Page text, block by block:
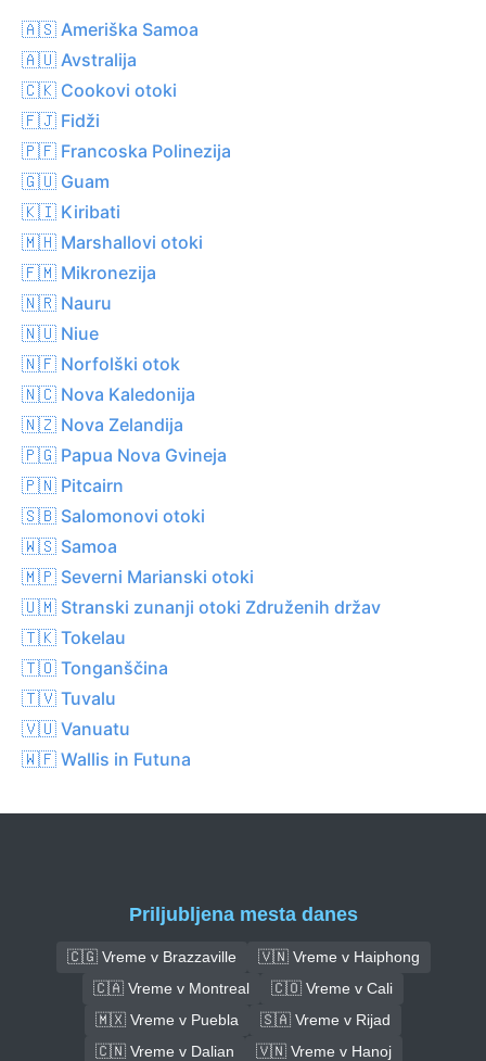
🇦🇸 Ameriška Samoa
🇦🇺 Avstralija
🇨🇰 Cookovi otoki
🇫🇯 Fidži
🇵🇫 Francoska Polinezija
🇬🇺 Guam
🇰🇮 Kiribati
🇲🇭 Marshallovi otoki
🇫🇲 Mikronezija
🇳🇷 Nauru
🇳🇺 Niue
🇳🇫 Norfolški otok
🇳🇨 Nova Kaledonija
🇳🇿 Nova Zelandija
🇵🇬 Papua Nova Gvineja
🇵🇳 Pitcairn
🇸🇧 Salomonovi otoki
🇼🇸 Samoa
🇲🇵 Severni Marianski otoki
🇺🇲 Stranski zunanji otoki Združenih držav
🇹🇰 Tokelau
🇹🇴 Tonganščina
🇹🇻 Tuvalu
🇻🇺 Vanuatu
🇼🇫 Wallis in Futuna
Priljubljena mesta danes
🇨🇬 Vreme v Brazzaville
🇻🇳 Vreme v Haiphong
🇨🇦 Vreme v Montreal
🇨🇴 Vreme v Cali
🇲🇽 Vreme v Puebla
🇸🇦 Vreme v Rijad
🇨🇳 Vreme v Dalian
🇻🇳 Vreme v Hanoj